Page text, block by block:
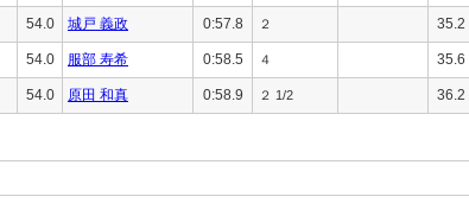
54.0 城戸 義政 0:57.8 ２ 35.2
54.0 服部 寿希 0:58.5 ４ 35.6
54.0 原田 和真 0:58.9 ２ 1/2 36.2